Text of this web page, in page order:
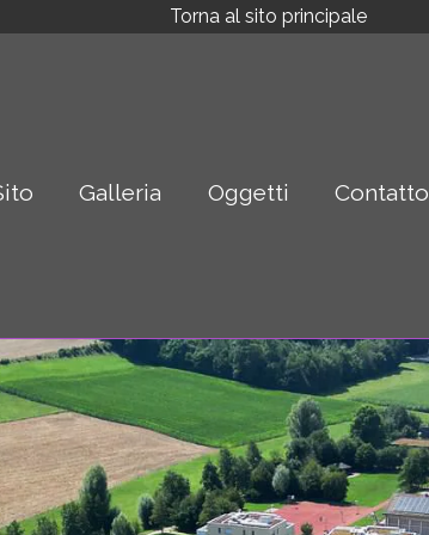
Torna al sito principale
Galleria Oggetti Contatto